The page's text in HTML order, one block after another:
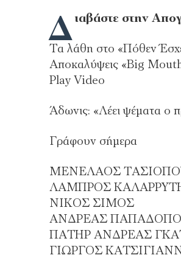
Δ ιαβάστε στην
Τα λάθη στο «Πόθεν
Αποκαλύψεις «Big
Play Video
Άδωνις: «Λέει ψέματα ο
Γράφουν σήμερα
ΜΕΝΕΛΑΟΣ
ΛΑΜΠΡΟΣ
ΝΙΚΟΣ ΣΙΜΟΣ
ΑΝΔΡΕΑΣ
ΠΑΤΗΡ ΑΝΔΡΕΑΣ
ΓΙΩΡΓΟΣ